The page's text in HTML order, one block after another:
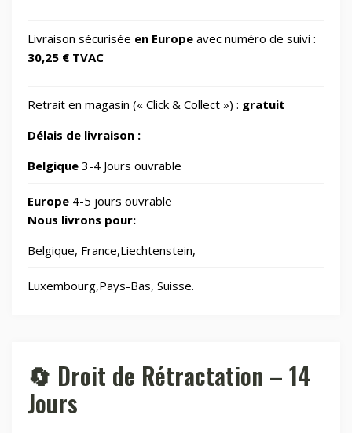
📱 Microphones cravatte
🎮 Microphones gaming
🔌 Cables
📷 Drones 346
📂 Électronique
Livraison sécurisée en Europe avec numéro de suivi :
30,25 € TVAC
Retrait en magasin (« Click & Collect ») : gratuit
Délais de livraison :
Belgique 3-4 Jours ouvrable
Europe 4-5 jours ouvrable
Nous livrons pour:
Belgique, France,Liechtenstein,
Luxembourg,Pays-Bas, Suisse.
🔄 Droit de Rétractation – 14
Jours